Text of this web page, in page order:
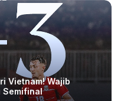
Vietnam! Wajib
Semifinal